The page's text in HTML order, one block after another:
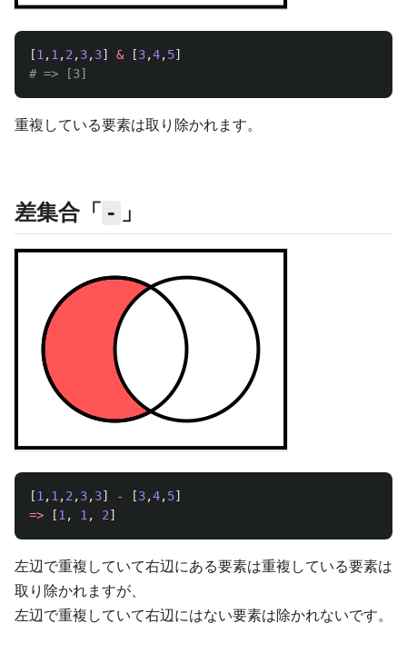
[1 ,1 ,2 ,3,3] & [3,4,5]
# => [3]
重複している要素は取り除かれます。
差集合「 - 」
[1 ,1 ,2 ,3,3] - [3,4,5]
=>
[1 , 1 , 2]
左辺で重複していて右辺にある要素は重複している要素は
取り除かれますが、
左辺で重複していて右辺にはない要素は除かれないです。